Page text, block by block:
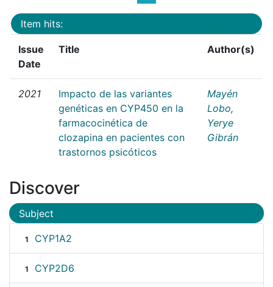
Item hits:
Issue
Date
Title Author(s)
2021
Impacto de las variantes
genéticas en CYP450 en la
farmacocinética de
clozapina en pacientes con
trastornos psicóticos
Mayén
Lobo,
Yerye
Gibrán
Discover
Subject
1 CYP1A2
1 CYP2D6